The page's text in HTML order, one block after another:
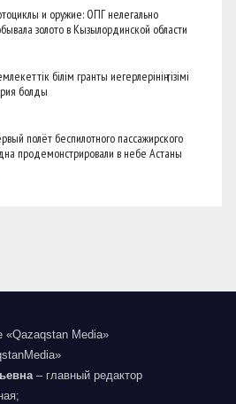
и оружие: ОПГ нелегально
золото в Кызылординской области
білім гранты иегерлерінің тізімі
болды
полёт беспилотного пассажирского
продемонстрировали в небе Астаны
«Qazaqstan Media»
– главный редактор